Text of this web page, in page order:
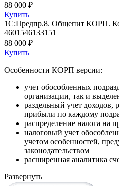
88 000 ₽
Купить
1С:Предпр.8. Общепит КОРП.
4601546133151
88 000 ₽
Купить
Особенности КОРП версии:
учет обособленных
организации, так и
раздельный учет доходов,
прибыли по каждому
распределение налога на
налоговый учет
учетом особенностей,
законодательством
расширенная аналитика
Развернуть